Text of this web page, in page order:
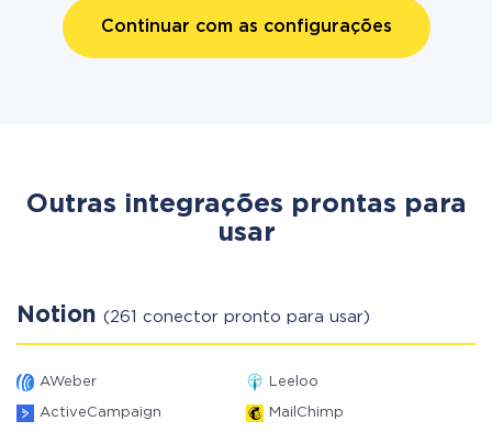
Continuar com as configurações
Outras integrações prontas para
usar
Notion (261 conector pronto para usar)
AWeber Leeloo
ActiveCampaign MailChimp